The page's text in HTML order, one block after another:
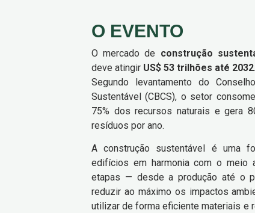
O EVENTO
O mercado de construção
deve atingir US$ 53 trilhões até 2032.
Segundo levantamento do
Sustentável (CBCS), o setor
75% dos recursos naturais e gera
resíduos por ano.
A construção sustentável é uma
edifícios em harmonia com o meio
etapas — desde a produção até o
reduzir ao máximo os impactos
utilizar de forma eficiente materiais e